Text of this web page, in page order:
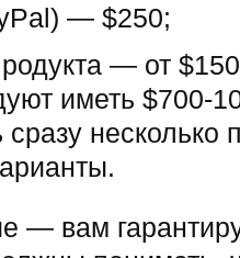
— $250;
— от
иметь $700-
сразу несколько
— вам